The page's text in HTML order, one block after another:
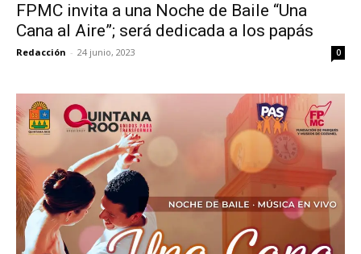
FPMC invita a una Noche de Baile “Una
Cana al Aire”; será dedicada a los papás
Redacción - 24 junio, 2023 0